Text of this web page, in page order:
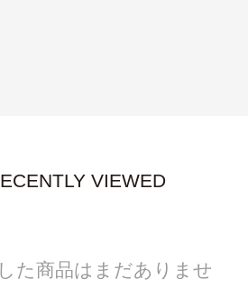
VIEWED
た商品はまだありませ